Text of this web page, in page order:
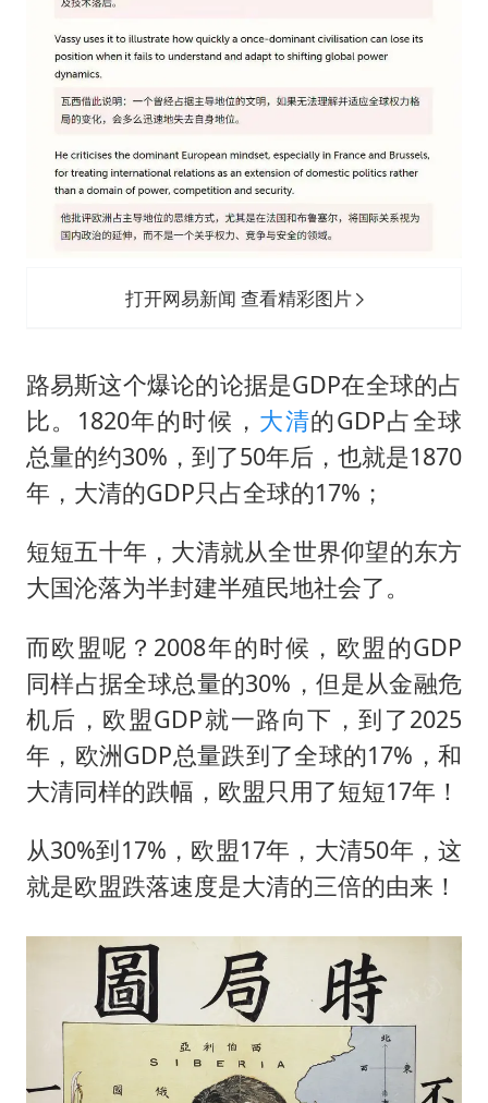
打开网易新闻 查看精彩图片
路易斯这个爆论的论据是GDP在全球的占
比。1820年的时候， 大清的GDP占全球
总量的约30%，到了50年后，也就是1870
年，大清的GDP只占全球的17%；
短短五十年，大清就从全世界仰望的东方
大国沦落为半封建半殖民地社会了。
而欧盟呢？2008年的时候，欧盟的GDP
同样占据全球总量的30%，但是从金融危
机后，欧盟GDP就一路向下，到了2025
年，欧洲GDP总量跌到了全球的17%，和
大清同样的跌幅，欧盟只用了短短17年！
从30%到17%，欧盟17年，大清50年，这
就是欧盟跌落速度是大清的三倍的由来！